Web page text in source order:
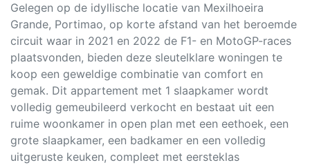
Gelegen op de idyllische locatie van Mexilhoeira
Grande, Portimao, op korte afstand van het beroemde
circuit waar in 2021 en 2022 de F1- en MotoGP-races
plaatsvonden, bieden deze sleutelklare woningen te
koop een geweldige combinatie van comfort en
gemak. Dit appartement met 1 slaapkamer wordt
volledig gemeubileerd verkocht en bestaat uit een
ruime woonkamer in open plan met een eethoek, een
grote slaapkamer, een badkamer en een volledig
uitgeruste keuken, compleet met eersteklas